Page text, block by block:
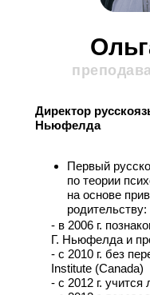
Директор
Ньюфелда
Первый
по теории
на основе
родительству:
- в 2006 г.
и прошла первый
курс
- с 2010 г. без
(Canada)
- в 2006 г.
Г. Ньюфелда и
- с 2010 г. без
Institute (Canada)
- с 2012 г.